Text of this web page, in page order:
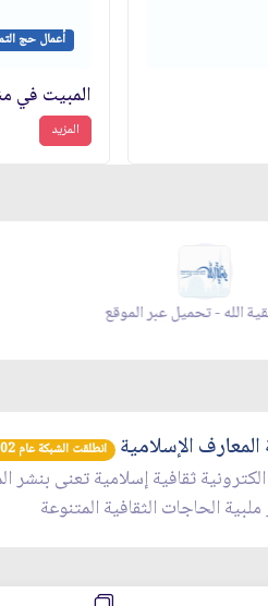
أعمال حج
المبيت في
المزيد
الله - تحميل عبر الموقع
الإسلامية انطلقت الشبكة عام 2002م.
ثقافية إسلامية تعنى بنشر
الحاجات الثقافية المتنوعة